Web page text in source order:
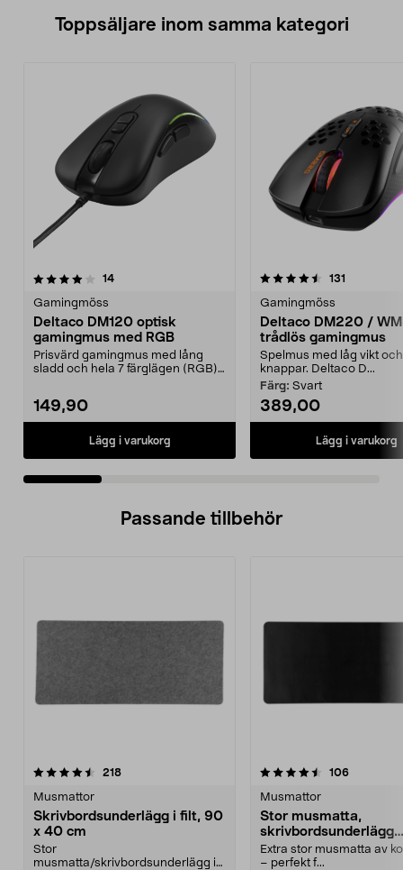
Toppsäljare inom samma kategori
14recensioner
Gamingmöss
Deltaco DM120 optisk
gamingmus med RGB
Prisvärd gamingmus med lång
sladd och hela 7 färglägen (RGB).
149,90
Lägg i varukorg
4.5 av 5 stjärnor 131
Gamingmöss
Deltaco DM220 /
trådlös gamingmus
Spelmus med låg vikt
knappar. Deltaco D...
Färg: Svart
389,00
Lägg i varukorg
4.5 av 5 stjärnor
Passande tillbehör
218recensioner
Musmattor
Skrivbordsunderlägg i filt, 90
x 40 cm
Stor
musmatta/skrivbordsunderlägg i
4.5av 5 stjärnor 106
Musmattor
Stor musmatta,
skrivbordsunderlägg
konstläder 90 x 40
Extra stor musmatta av
– perfekt f...
4.5av 5 stjärnor